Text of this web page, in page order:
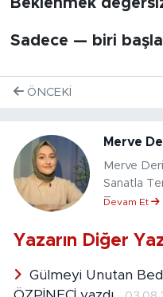
Sadece — biri
ÖNCEKI
Merve
Merve
Sanatla
destek
ergenler
Devam Et
Yazarın Diğer
Gülmeyi Unutan